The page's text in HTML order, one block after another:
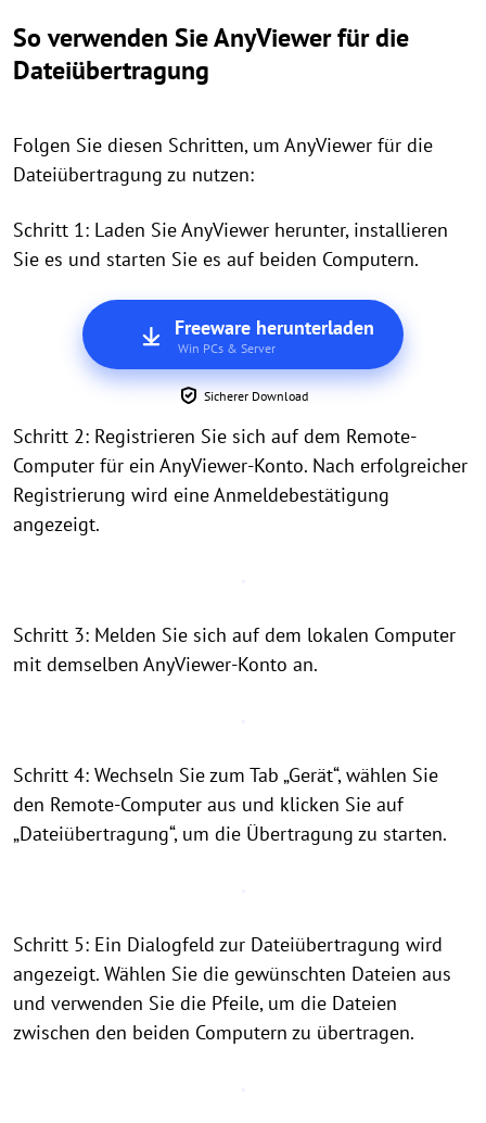
So verwenden Sie AnyViewer für die
Dateiübertragung
Folgen Sie diesen Schritten, um AnyViewer für die
Dateiübertragung zu nutzen:
Schritt 1: Laden Sie AnyViewer herunter, installieren
Sie es und starten Sie es auf beiden Computern.
Freeware herunterladen
Win PCs & Server
Sicherer Download
Schritt 2: Registrieren Sie sich auf dem Remote-
Computer für ein AnyViewer-Konto. Nach erfolgreicher
Registrierung wird eine Anmeldebestätigung
angezeigt.
Schritt 3: Melden Sie sich auf dem lokalen Computer
mit demselben AnyViewer-Konto an.
Schritt 4: Wechseln Sie zum Tab „Gerät“, wählen Sie
den Remote-Computer aus und klicken Sie auf
„Dateiübertragung“, um die Übertragung zu starten.
Schritt 5: Ein Dialogfeld zur Dateiübertragung wird
angezeigt. Wählen Sie die gewünschten Dateien aus
und verwenden Sie die Pfeile, um die Dateien
zwischen den beiden Computern zu übertragen.